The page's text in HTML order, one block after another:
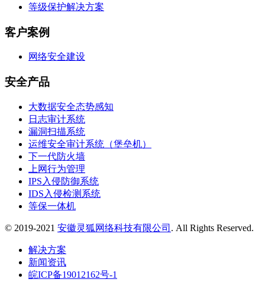
等级保护解决方案
客户案例
网络安全建设
安全产品
大数据安全态势感知
日志审计系统
漏洞扫描系统
运维安全审计系统（堡垒机）
下一代防火墙
上网行为管理
IPS入侵防御系统
IDS入侵检测系统
等保一体机
© 2019-2021 安徽灵狐网络科技有限公司 . All Rights Reserved.
解决方案
新闻资讯
皖ICP备19012162号-1